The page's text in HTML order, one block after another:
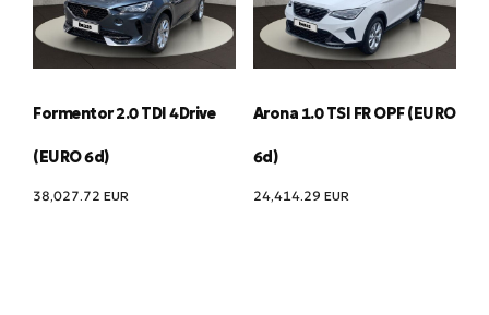
Formentor 2.0 TDI 4Drive
(EURO 6d)
38,027.72 EUR
Arona 1.0 TSI FR OPF (EURO
6d)
24,414.29 EUR